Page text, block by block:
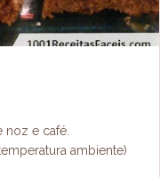
noz e café.
ambiente)